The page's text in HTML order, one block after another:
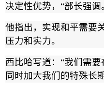
决定性优势， “部长强调
他指出，实现和平需要
压力和实力。
西比哈写道： “我们需要
同时加大我们的特殊长